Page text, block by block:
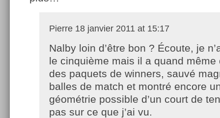
Pierre 18 janvier 2011 at 15:17
Nalby loin d’être bon ? Écoute, je
le cinquième mais il a quand même
des paquets de winners, sauvé
balles de match et montré encore
géométrie possible d’un court de
pas sur ce que j’ai vu.